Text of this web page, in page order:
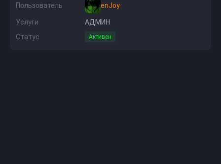
Пользователь enJoy
Услуги
АДМИН
Статус
Активен